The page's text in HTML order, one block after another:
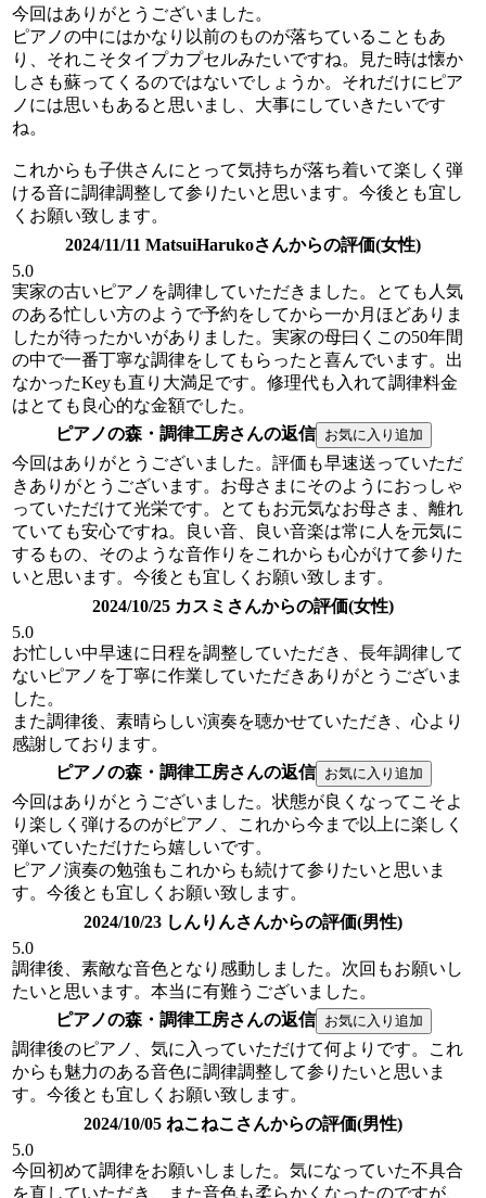
今回はありがとうございました。
ピアノの中にはかなり以前のものが落ちていることもあ
り、それこそタイプカプセルみたいですね。見た時は懐か
しさも蘇ってくるのではないでしょうか。それだけにピア
ノには思いもあると思いまし、大事にしていきたいです
ね。
これからも子供さんにとって気持ちが落ち着いて楽しく弾
ける音に調律調整して参りたいと思います。今後とも宜し
くお願い致します。
2024/11/11 MatsuiHarukoさんからの評価(女性)
5.0
実家の古いピアノを調律していただきました。とても人気
のある忙しい方のようで予約をしてから一か月ほどありま
したが待ったかいがありました。実家の母曰くこの50年間
の中で一番丁寧な調律をしてもらったと喜んでいます。出
なかったKeyも直り大満足です。修理代も入れて調律料金
はとても良心的な金額でした。
ピアノの森・調律工房さんの返信
今回はありがとうございました。評価も早速送っていただ
きありがとうございます。お母さまにそのようにおっしゃ
っていただけて光栄です。とてもお元気なお母さま、離れ
ていても安心ですね。良い音、良い音楽は常に人を元気に
するもの、そのような音作りをこれからも心がけて参りた
いと思います。今後とも宜しくお願い致します。
2024/10/25 カスミさんからの評価(女性)
5.0
お忙しい中早速に日程を調整していただき、長年調律して
ないピアノを丁寧に作業していただきありがとうございま
した。
また調律後、素晴らしい演奏を聴かせていただき、心より
感謝しております。
ピアノの森・調律工房さんの返信
今回はありがとうございました。状態が良くなってこそよ
り楽しく弾けるのがピアノ、これから今まで以上に楽しく
弾いていただけたら嬉しいです。
ピアノ演奏の勉強もこれからも続けて参りたいと思いま
す。今後とも宜しくお願い致します。
2024/10/23 しんりんさんからの評価(男性)
5.0
調律後、素敵な音色となり感動しました。次回もお願いし
たいと思います。本当に有難うございました。
ピアノの森・調律工房さんの返信
調律後のピアノ、気に入っていただけて何よりです。これ
からも魅力のある音色に調律調整して参りたいと思いま
す。今後とも宜しくお願い致します。
2024/10/05 ねこねこさんからの評価(男性)
5.0
今回初めて調律をお願いしました。気になっていた不具合
を直していただき、また音色も柔らかくなったのですが、